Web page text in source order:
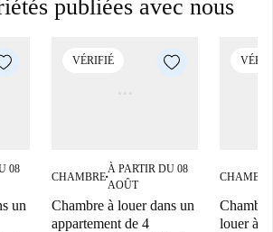
publiées avec nous
08
un
VÉRIFIÉ
CHAMBRE■
À PARTIR DU 08
AOÛT
Chambre à louer dans un
appartement de 4
CHAMBRE
louer à